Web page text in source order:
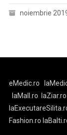
noiembrie
eMedic.ro
laMall.ro
laZiar.ro
Fashion.ro